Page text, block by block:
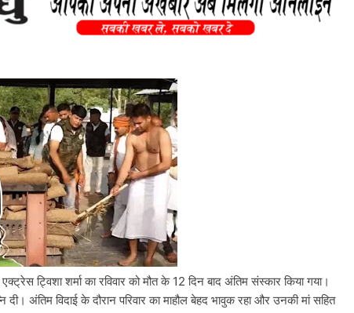
ट्विशा शर्मा का रविवार को मौत के 12 दिन बाद अंतिम संस्कार किया गया।
दी। अंतिम विदाई के दौरान परिवार का माहौल बेहद भावुक रहा और उनकी मां सहित